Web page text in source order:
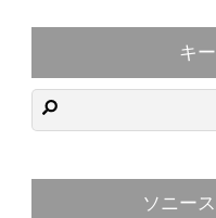
キ
ソニー